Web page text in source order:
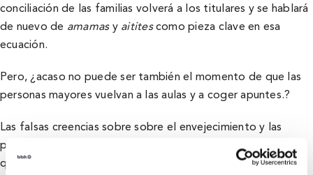
conciliación de las familias volverá a los titulares y se hablará
de nuevo de amamasy aititescomo pieza clave en esa
ecuación.
Pero, ¿acaso no puede ser también el momento de que las
personas mayores vuelvan a las aulas y a coger apuntes.?
Las falsas creencias sobre sobre el envejecimiento y las
personas mayores son muchas y variadas. Una de ellas es
que, a partir de cierta edad, una persona es ya demasiado